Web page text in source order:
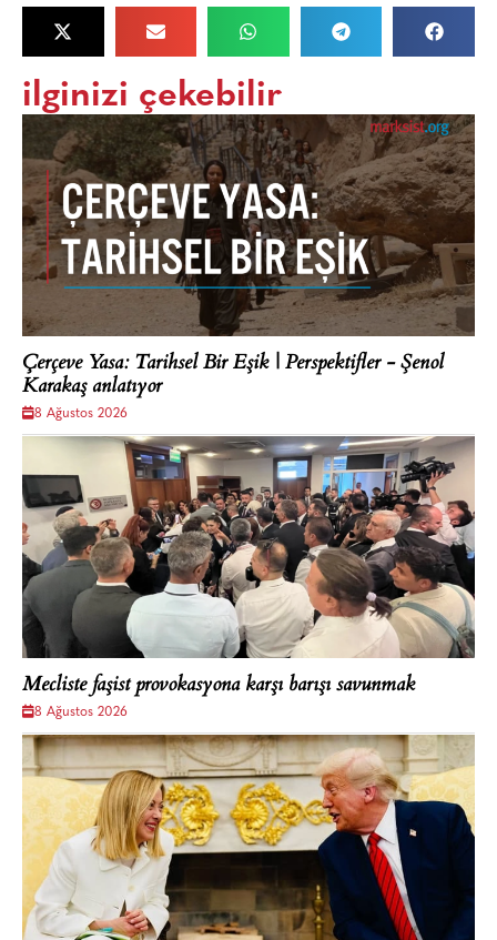
ilginizi çekebilir
Çerçeve Yasa: Tarihsel Bir Eşik | Perspektifler - Şenol
Karakaş anlatıyor
8 Ağustos 2026
Mecliste faşist provokasyona karşı barışı savunmak
8 Ağustos 2026